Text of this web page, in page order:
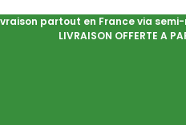
partout en France via
LIVRAISON OFFERTE A